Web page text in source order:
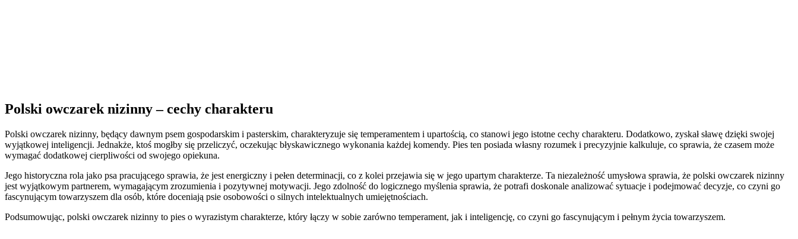
Polski owczarek nizinny – cechy charakteru
Polski owczarek nizinny, będący dawnym psem gospodarskim i pasterskim, charakteryzuje się temperamentem i upartością, co stanowi jego istotne cechy charakteru. Dodatkowo, zyskał sławę dzięki swojej
wyjątkowej inteligencji. Jednakże, ktoś mogłby się przeliczyć, oczekując błyskawicznego wykonania każdej komendy. Pies ten posiada własny rozumek i precyzyjnie kalkuluje, co sprawia, że czasem może
wymagać dodatkowej cierpliwości od swojego opiekuna.
Jego historyczna rola jako psa pracującego sprawia, że jest energiczny i pełen determinacji, co z kolei przejawia się w jego upartym charakterze. Ta niezależność umysłowa sprawia, że polski owczarek nizinny
jest wyjątkowym partnerem, wymagającym zrozumienia i pozytywnej motywacji. Jego zdolność do logicznego myślenia sprawia, że potrafi doskonale analizować sytuacje i podejmować decyzje, co czyni go
fascynującym towarzyszem dla osób, które doceniają psie osobowości o silnych intelektualnych umiejętnościach.
Podsumowując, polski owczarek nizinny to pies o wyrazistym charakterze, który łączy w sobie zarówno temperament, jak i inteligencję, co czyni go fascynującym i pełnym życia towarzyszem.